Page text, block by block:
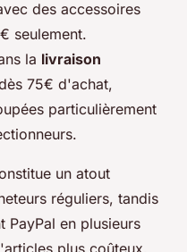
des accessoires
seulement.
la livraison
75€ d'achat,
particulièrement
un atout
réguliers, tandis
PayPal en plusieurs